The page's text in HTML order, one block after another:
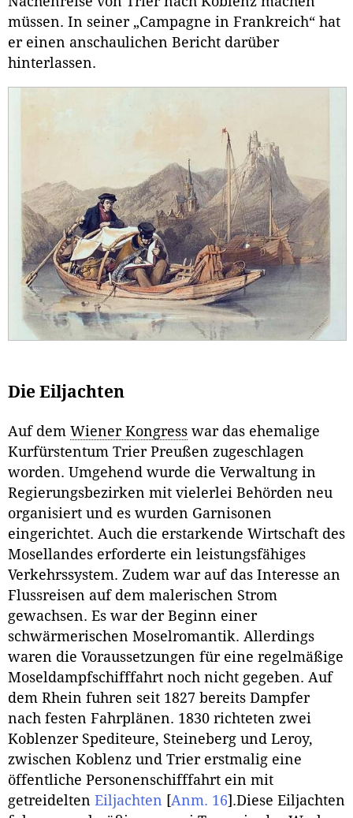
müssen. In seiner „Campagne in Frankreich“ hat
er einen anschaulichen Bericht darüber
hinterlassen.
Die Eiljachten
Auf dem Wiener Kongress war das ehemalige
Kurfürstentum Trier Preußen zugeschlagen
worden. Umgehend wurde die Verwaltung in
Regierungsbezirken mit vielerlei Behörden neu
organisiert und es wurden Garnisonen
eingerichtet. Auch die erstarkende Wirtschaft des
Mosellandes erforderte ein leistungsfähiges
Verkehrssystem. Zudem war auf das Interesse an
Flussreisen auf dem malerischen Strom
gewachsen. Es war der Beginn einer
schwärmerischen Moselromantik. Allerdings
waren die Voraussetzungen für eine regelmäßige
Moseldampfschifffahrt noch nicht gegeben. Auf
dem Rhein fuhren seit 1827 bereits Dampfer
nach festen Fahrplänen. 1830 richteten zwei
Koblenzer Spediteure, Steineberg und Leroy,
zwischen Koblenz und Trier erstmalig eine
öffentliche Personenschifffahrt ein mit
getreidelten Eiljachten [Anm. 16] .Diese Eiljachten